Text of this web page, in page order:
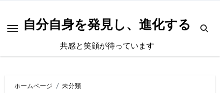
自分自身を発見し、進化する
共感と笑顔が待っています
ホームページ
未分類